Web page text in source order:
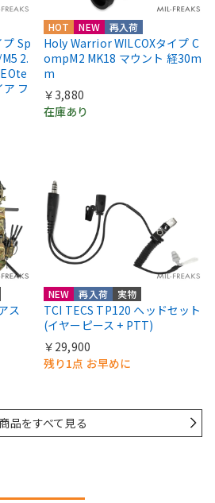
Sp
2.
フ
HOT NEW 再入荷
Holy Warrior WILCOXタイプ C
ompM2 MK18 マウント 経30m
m
￥3,880
在庫あり
ス
NEW 再入荷 実物
TCI TECS TP120 ヘッドセット
(イヤーピース + PTT)
￥29,900
残り1点 お早めに
品をすべて見る